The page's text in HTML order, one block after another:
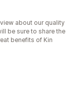
about our quality
be sure to share the
benefits of Kin